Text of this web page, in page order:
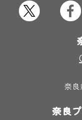
奈良わんぱくランド
はしゃきっズ
奈
奈良